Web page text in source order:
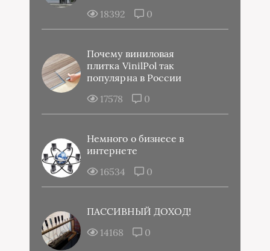
18392 0
Почему виниловая
плитка VinilPol так
популярна в России
17578
0
Немного о бизнесе в
интернете
16534
0
ПАССИВНЫЙ ДОХОД!
14168
0